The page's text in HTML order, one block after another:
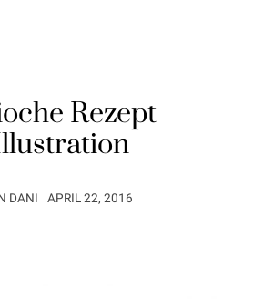
Rezept
DANI APRIL 22, 2016